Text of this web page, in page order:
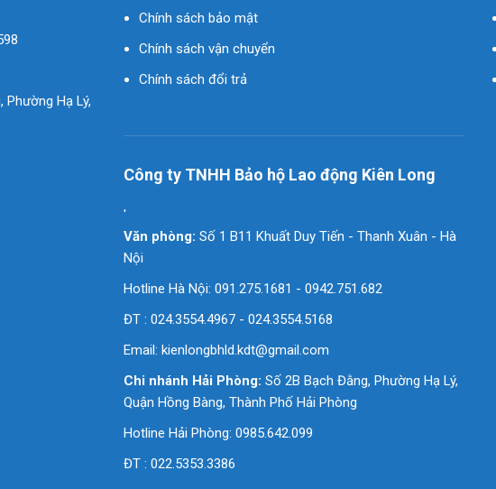
Phường Hạ Lý,
Chính sách bảo mật
Chính sách vận chuyển
Chính sách đổi trả
Công ty TNHH Bảo hộ Lao động Kiên Long
'
Văn phòng: Số 1 B11 Khuất Duy Tiến - Thanh Xuân - Hà
Nội
Hotline Hà Nội: 091.275.1681 - 0942.751.682
ĐT : 024.3554.4967 - 024.3554.5168
Email: kienlongbhld.kdt@gmail.com
Chi nhánh Hải Phòng: Số 2B Bạch Đằng, Phường Hạ Lý,
Quận Hồng Bàng, Thành Phố Hải Phòng
Hotline Hải Phòng: 0985.642.099
ĐT : 022.5353.3386